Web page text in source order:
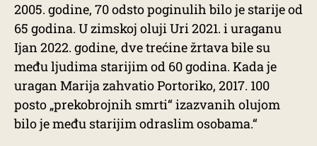
2005. godine, 70 odsto poginulih bilo je starije od
65 godina. U zimskoj oluji Uri 2021. i uraganu
Ijan 2022. godine, dve trećine žrtava bile su
među ljudima starijim od 60 godina. Kada je
uragan Marija zahvatio Portoriko, 2017. 100
posto „prekobrojnih smrti“ izazvanih olujom
bilo je među starijim odraslim osobama.“